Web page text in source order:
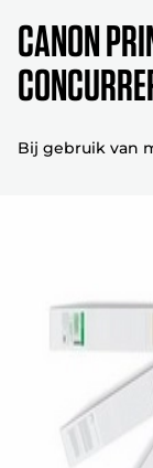
Canon
Bij gebruik van